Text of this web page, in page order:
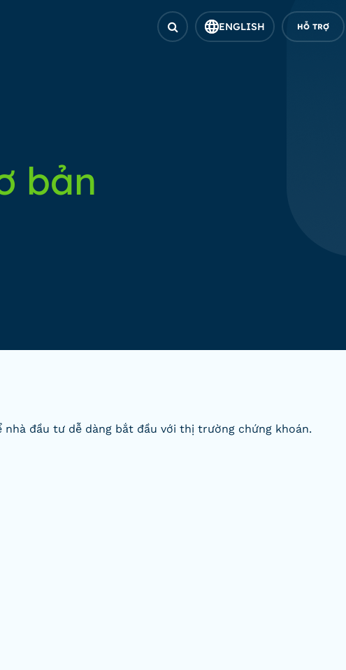
ENGLISH HỖ TRỢ
bản
đầu tư dễ dàng bắt đầu với thị trường chứng khoán.